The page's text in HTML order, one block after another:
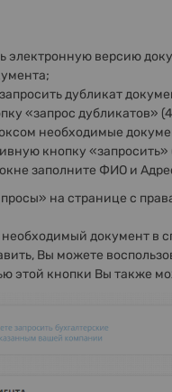
электронную версию
дубликат
«запрос дубликатов»
необходимые
кнопку «запросить»
заполните ФИО и
на странице с
документ в
Вы можете
этой кнопки Вы также